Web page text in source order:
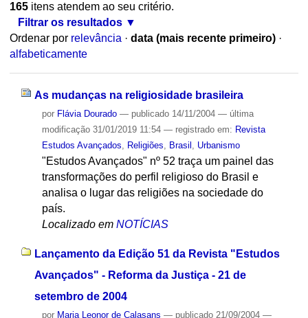
165itens atendem ao seu critério.
Filtrar os resultados
Ordenar por relevância · data (mais recente primeiro) ·
alfabeticamente
As mudanças na religiosidade brasileira
por Flávia Dourado — publicado14/11/2004 — última
modificação31/01/2019 11:54 — registrado em: Revista
Estudos Avançados
Religiões Brasil Urbanismo
"Estudos Avançados" nº 52 traça um painel das
transformações do perfil religioso do Brasil e
analisa o lugar das religiões na sociedade do
país.
Localizado em NOTÍCIAS
Lançamento da Edição 51 da Revista "Estudos
Avançados" - Reforma da Justiça - 21 de
setembro de 2004
por Maria Leonor de Calasans — publicado21/09/2004 —